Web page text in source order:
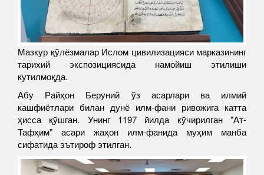
Мазкур қўлёзмалар Ислом цивилизацияси марказининг
тарихий экспозициясида намойиш этилиши
кутилмоқда.
Абу Райҳон Беруний ўз асарлари ва илмий
кашфиётлари билан дунё илм-фани ривожига катта
ҳисса қўшган. Унинг 1197 йилда кўчирилган "Ат-
Тафҳим" асари жаҳон илм-фанида муҳим манба
сифатида эътироф этилган.